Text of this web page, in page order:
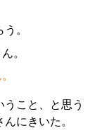
。
こと、と思う
にきいた。